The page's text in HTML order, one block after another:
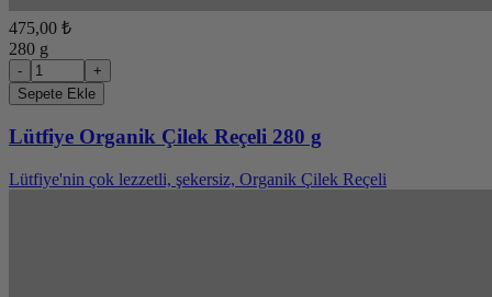
475,00 ₺
280 g
-
+
Sepete Ekle
Lütfiye Organik Çilek Reçeli 280 g
Lütfiye'nin çok lezzetli, şekersiz, Organik Çilek Reçeli